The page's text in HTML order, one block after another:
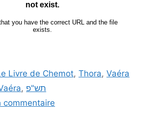
Livre de Chemot,Thora,Vaéra
, תש"פ
commentaire